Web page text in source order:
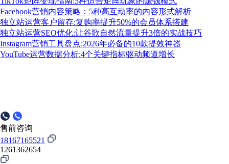
Facebook营销内容策略：5种高互动率的内容形式解析
独立站运营客户留存:复购率提升50%的会员体系搭建
独立站运营SEO优化:让谷歌自然流量提升3倍的实战技巧
Instagram营销工具盘点:2026年必备的10款提效神器
YouTube运营数据分析:4个关键指标驱动频道增长
售前咨询
18167165521
1261362654